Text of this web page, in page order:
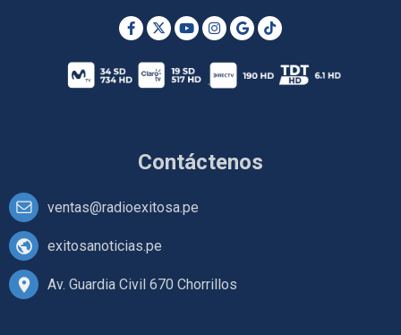
Contáctenos
ventas@radioexitosa.pe
exitosanoticias.pe
Av. Guardia Civil 670 Chorrillos